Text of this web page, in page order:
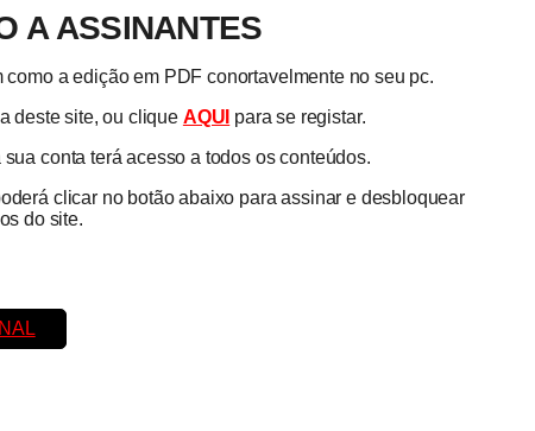
A ASSINANTES
a edição em PDF conortavelmente no seu pc.
deste site, ou clique AQUI para se registar.
conta terá acesso a todos os conteúdos.
clicar no botão abaixo para assinar e desbloquear
do site.